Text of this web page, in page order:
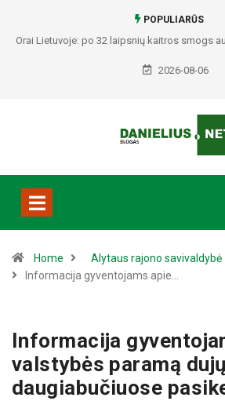
POPULIARŪS
Orai Lietuvoje: po 32 laipsnių kaitros smogs
regionuose bus
2026-08-06
Home
Alytaus rajono savivaldybė
Informacija gyventojams apie…
Informacija
valstybės paramą
daugiabučiuose